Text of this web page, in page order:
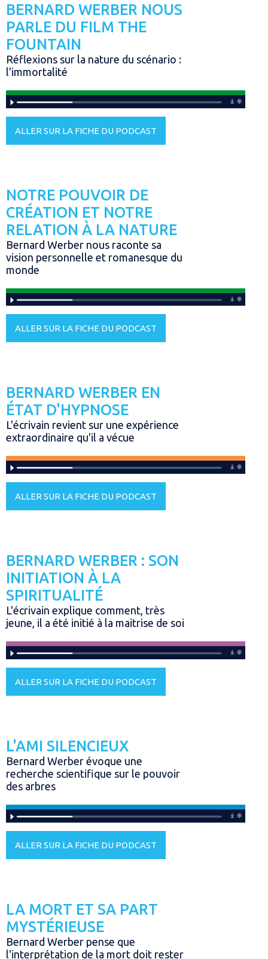
BERNARD WERBER NOUS
PARLE DU FILM THE
FOUNTAIN
Réflexions sur la nature du scénario :
l'immortalité
ALLER SUR LA FICHE DU PODCAST
NOTRE POUVOIR DE
CRÉATION ET NOTRE
RELATION À LA NATURE
Bernard Werber nous raconte sa
vision personnelle et romanesque du
monde
ALLER SUR LA FICHE DU PODCAST
BERNARD WERBER EN
ÉTAT D'HYPNOSE
L'écrivain revient sur une expérience
extraordinaire qu'il a vécue
ALLER SUR LA FICHE DU PODCAST
BERNARD WERBER : SON
INITIATION À LA
SPIRITUALITÉ
L'écrivain explique comment, très
jeune, il a été initié à la maitrise de soi
ALLER SUR LA FICHE DU PODCAST
L'AMI SILENCIEUX
Bernard Werber évoque une
recherche scientifique sur le pouvoir
des arbres
ALLER SUR LA FICHE DU PODCAST
LA MORT ET SA PART
MYSTÉRIEUSE
Bernard Werber pense que
l'interprétation de la mort doit rester